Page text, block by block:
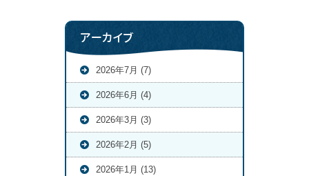
アーカイブ
2026年7月 (7)
2026年6月 (4)
2026年3月 (3)
2026年2月 (5)
2026年1月 (13)